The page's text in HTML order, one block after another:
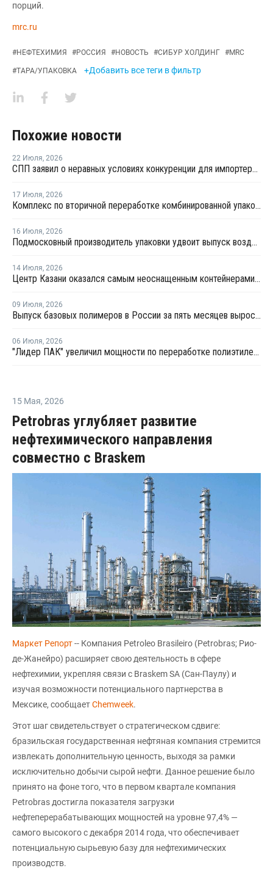
порций.
mrc.ru
#НЕФТЕХИМИЯ #РОССИЯ #НОВОСТЬ #СИБУР ХОЛДИНГ #MRC
#ТАРА/УПАКОВКА +Добавить все теги в фильтр
Похожие новости
22 Июля, 2026
СПП заявил о неравных условиях конкуренции для импортеров полимерной упаковки в рамках российского РОП
17 Июля, 2026
Комплекс по вторичной переработке комбинированной упаковки запущен в Челябинске
16 Июля, 2026
Подмосковный производитель упаковки удвоит выпуск воздушно-пузырчатой пленки до 30 млн кв. метров в год
14 Июля, 2026
Центр Казани оказался самым неоснащенным контейнерами раздельного сбора отходов
09 Июля, 2026
Выпуск базовых полимеров в России за пять месяцев вырос на 3,8%
06 Июля, 2026
"Лидер ПАК" увеличил мощности по переработке полиэтилена
15 Мая, 2026
Petrobras углубляет развитие
нефтехимического направления
совместно с Braskem
Маркет Репорт-- Компания Petroleo Brasileiro (Petrobras; Рио-
де-Жанейро) расширяет свою деятельность в сфере
нефтехимии, укрепляя связи с Braskem SA (Сан-Паулу) и
изучая возможности потенциального партнерства в
Мексике, сообщаетChemweek.
Этот шаг свидетельствует о стратегическом сдвиге:
бразильская государственная нефтяная компания стремится
извлекать дополнительную ценность, выходя за рамки
исключительно добычи сырой нефти. Данное решение было
принято на фоне того, что в первом квартале компания
Petrobras достигла показателя загрузки
нефтеперерабатывающих мощностей на уровне 97,4% —
самого высокого с декабря 2014 года, что обеспечивает
потенциальную сырьевую базу для нефтехимических
производств.